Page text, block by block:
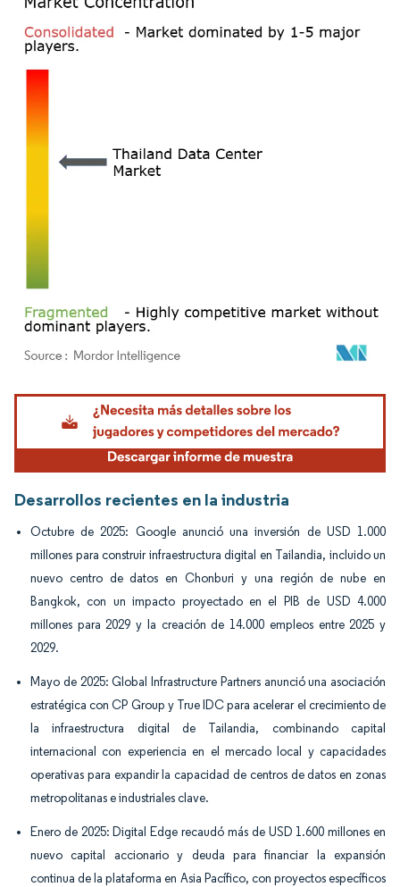
Imagen © Mordor Intelligence. El uso requiere atribución según CC BY 4.0.
Desarrollos recientes en la industria
Octubre de 2025: Google anunció una inversión de USD 1.000
millones para construir infraestructura digital en Tailandia, incluido un
nuevo centro de datos en Chonburi y una región de nube en
Bangkok, con un impacto proyectado en el PIB de USD 4.000
millones para 2029 y la creación de 14.000 empleos entre 2025 y
2029.
Mayo de 2025: Global Infrastructure Partners anunció una asociación
estratégica con CP Group y True IDC para acelerar el crecimiento de
la infraestructura digital de Tailandia, combinando capital
internacional con experiencia en el mercado local y capacidades
operativas para expandir la capacidad de centros de datos en zonas
metropolitanas e industriales clave.
Enero de 2025: Digital Edge recaudó más de USD 1.600 millones en
nuevo capital accionario y deuda para financiar la expansión
continua de la plataforma en Asia Pacífico, con proyectos específicos